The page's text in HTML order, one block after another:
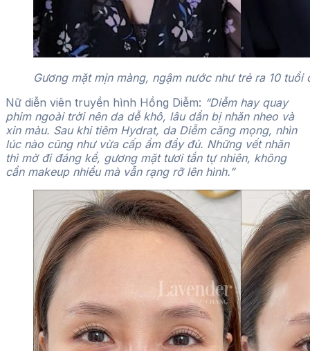
Gương mặt mịn màng, ngậm nước như trẻ ra 10 tuổi
Nữ diễn viên truyền hình Hồng Diễm: “Diễm hay quay
phim ngoài trời nên da dễ khô, lâu dần bị nhăn nheo và
xỉn màu. Sau khi tiêm Hydrat, da Diễm căng mọng, nhìn
lúc nào cũng như vừa cấp ẩm đầy đủ. Những vết nhăn
thì mờ đi đáng kể, gương mặt tươi tắn tự nhiên, không
cần makeup nhiều mà vẫn rạng rỡ lên hình.”